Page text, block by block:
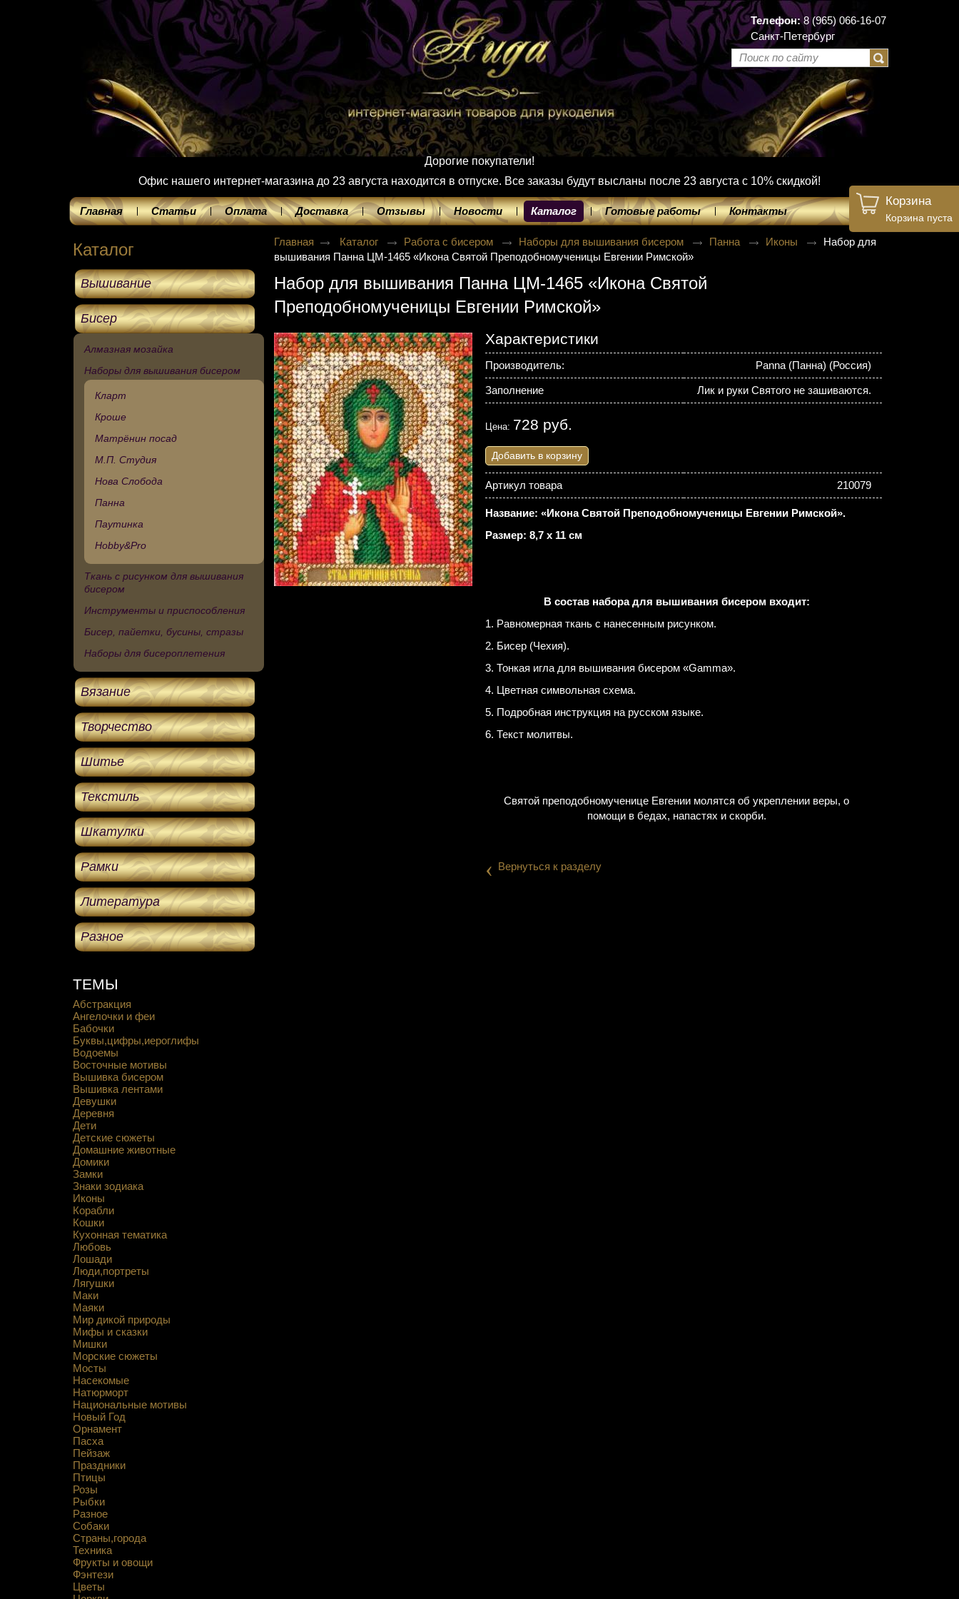
Телефон:8 (965) 066-16-07
Санкт-Петербург
Дорогие покупатели!
Офис нашего интернет-магазина до 23 августа находится в отпуске. Все заказы будут высланы после 23 августа с 10% скидкой!
Главная Статьи Оплата Доставка Отзывы Новости Каталог Готовые работы Контакты
Каталог
Вышивание
Бисер
Алмазная мозайка
Наборы для вышивания бисером
Кларт
Кроше
Матрёнин посад
М.П. Студия
Нова Слобода
Панна
Паутинка
Hobby&Pro
Ткань с рисунком для вышивания
бисером
Инструменты и приспособления
Бисер, пайетки, бусины, стразы
Наборы для бисероплетения
Вязание
Творчество
Шитье
Текстиль
Шкатулки
Рамки
Литература
Разное
Корзина
Корзина пуста
ТЕМЫ
Абстракция
Ангелочки и феи
Бабочки
Буквы,цифры,иероглифы
Водоемы
Восточные мотивы
Вышивка бисером
Вышивка лентами
Девушки
Деревня
Дети
Детские сюжеты
Домашние животные
Домики
Замки
Знаки зодиака
Иконы
Корабли
Кошки
Кухонная тематика
Любовь
Лошади
Люди,портреты
Лягушки
Маки
Маяки
Мир дикой природы
Мифы и сказки
Мишки
Морские сюжеты
Мосты
Насекомые
Натюрморт
Национальные мотивы
Новый Год
Орнамент
Пасха
Пейзаж
Праздники
Птицы
Розы
Рыбки
Разное
Собаки
Страны,города
Техника
Фрукты и овощи
Фэнтези
Цветы
Главная Каталог Работа с бисером Наборы для вышивания бисером Панна Иконы
Набор для
вышивания Панна ЦМ-1465 «Икона Святой Преподобномученицы Евгении Римской»
Набор для вышивания Панна ЦМ-1465 «Икона Святой
Преподобномученицы Евгении Римской»
Характеристики
Производитель: Panna (Панна) (Россия)
Заполнение Лик и руки Святого не зашиваются.
Цена: 728 руб.
Добавить в корзину
Артикул товара 210079
Название: «Икона Святой Преподобномученицы Евгении Римской».
Размер: 8,7 х 11 см
В состав набора для вышивания бисером входит:
1. Равномерная ткань с нанесенным рисунком.
2. Бисер (Чехия).
3. Тонкая игла для вышивания бисером «Gamma».
4. Цветная символьная схема.
5. Подробная инструкция на русском языке.
6. Текст молитвы.
Святой преподобномученице Евгении молятся об укреплении веры, о
помощи в бедах, напастях и скорби.
‹ Вернуться к разделу